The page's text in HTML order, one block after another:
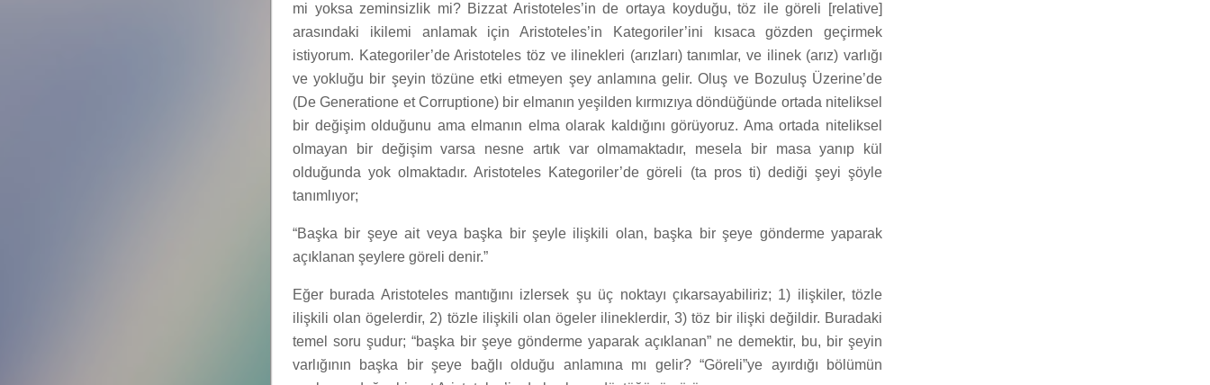
mi yoksa zeminsizlik mi? Bizzat Aristoteles’in de ortaya koyduğu, töz ile göreli [relative]
arasındaki ikilemi anlamak için Aristoteles’in Kategoriler’ini kısaca gözden geçirmek
istiyorum. Kategoriler’de Aristoteles töz ve ilinekleri (arızları) tanımlar, ve ilinek (arız) varlığı
ve yokluğu bir şeyin tözüne etki etmeyen şey anlamına gelir. Oluş ve Bozuluş Üzerine’de
(De Generatione et Corruptione) bir elmanın yeşilden kırmızıya döndüğünde ortada niteliksel
bir değişim olduğunu ama elmanın elma olarak kaldığını görüyoruz. Ama ortada niteliksel
olmayan bir değişim varsa nesne artık var olmamaktadır, mesela bir masa yanıp kül
olduğunda yok olmaktadır. Aristoteles Kategoriler’de göreli (ta pros ti) dediği şeyi şöyle
tanımlıyor;
“Başka bir şeye ait veya başka bir şeyle ilişkili olan, başka bir şeye gönderme yaparak
açıklanan şeylere göreli denir.”
Eğer burada Aristoteles mantığını izlersek şu üç noktayı çıkarsayabiliriz; 1) ilişkiler, tözle
ilişkili olan ögelerdir, 2) tözle ilişkili olan ögeler ilineklerdir, 3) töz bir ilişki değildir. Buradaki
temel soru şudur; “başka bir şeye gönderme yaparak açıklanan” ne demektir, bu, bir şeyin
varlığının başka bir şeye bağlı olduğu anlamına mı gelir? “Göreli”ye ayırdığı bölümün